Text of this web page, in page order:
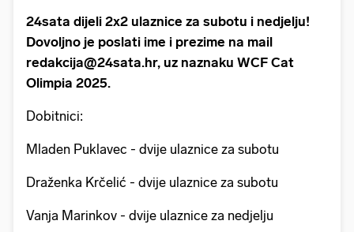
24sata dijeli 2x2 ulaznice za subotu i nedjelju!
Dovoljno je poslati ime i prezime na mail
redakcija@24sata.hr, uz naznaku WCF Cat
Olimpia 2025.
Dobitnici:
Mladen Puklavec - dvije ulaznice za subotu
Draženka Krčelić - dvije ulaznice za subotu
Vanja Marinkov - dvije ulaznice za nedjelju